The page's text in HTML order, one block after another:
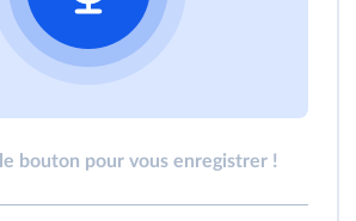
bouton pour vous enregistrer !